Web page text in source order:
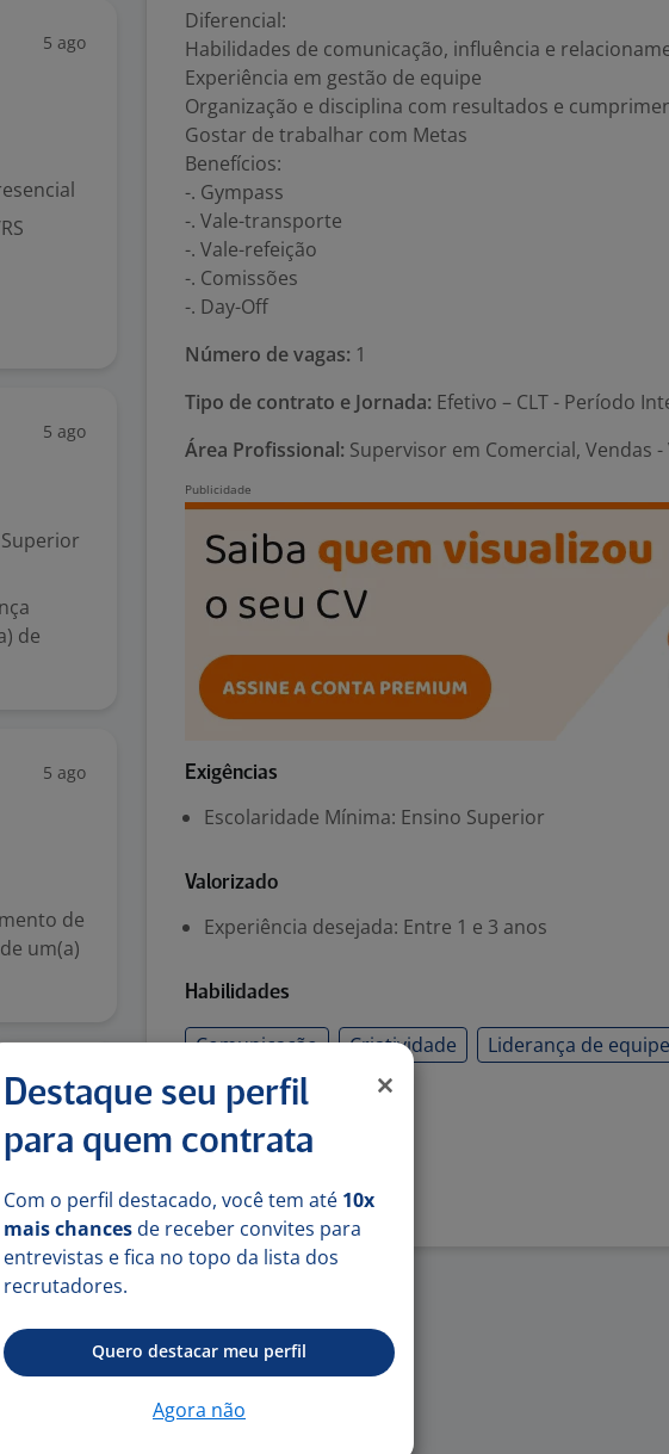
5 ago
5 ago
de
5 ago
de
um(a)
5 ago
Aires -
Diferencial:
Habilidades de comunicação, influência e
Experiência em gestão de equipe
Organização e disciplina com resultados e
Gostar de trabalhar com Metas
Benefícios:
-. Gympass
-. Vale-transporte
-. Vale-refeição
-. Comissões
-. Day-Off
Número de vagas: 1
Tipo de contrato e Jornada: Efetivo – CLT - Período
Área Profissional: Supervisor em Comercial, Vendas
Exigências
Escolaridade Mínima: Ensino Superior
Valorizado
Experiência desejada: Entre 1 e 3 anos
Habilidades
Comunicação Criatividade Liderança de equipe
Resiliência
Destaque seu perfil
para quem contrata
Com o perfil destacado, você tem até 10x
mais chances de receber convites para
entrevistas e fica no topo da lista dos
recrutadores.
Quero destacar meu perfil
Agora não